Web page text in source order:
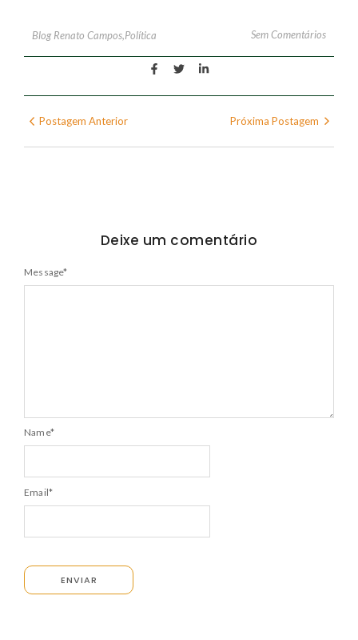
Blog Renato Campos,Política Sem Comentários
Postagem Anterior Próxima Postagem
Deixe um comentário
Message*
Name*
Email*